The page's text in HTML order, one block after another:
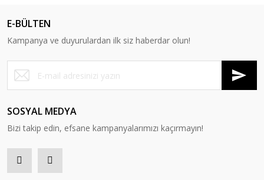
E-BÜLTEN
Kampanya ve duyurulardan ilk siz haberdar olun!
SOSYAL MEDYA
Bizi takip edin, efsane kampanyalarımızı kaçırmayın!